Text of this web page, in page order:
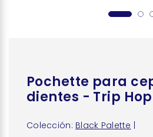
Pochette para
dientes - Trip
Colección: Black Palette